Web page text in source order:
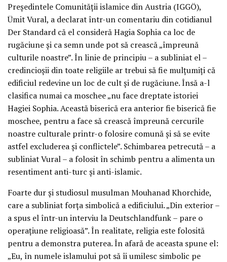
Președintele Comunității islamice din Austria (IGGÖ),
Ümit Vural, a declarat într-un comentariu din cotidianul
Der Standard că el consideră Hagia Sophia ca loc de
rugăciune și ca semn unde pot să crească „împreună
culturile noastre”. În linie de principiu – a subliniat el –
credincioșii din toate religiile ar trebui să fie mulțumiți că
edificiul redevine un loc de cult și de rugăciune. Însă a-l
clasifica numai ca moschee „nu face dreptate istoriei
Hagiei Sophia. Această biserică era anterior fie biserică fie
moschee, pentru a face să crească împreună cercurile
noastre culturale printr-o folosire comună și să se evite
astfel excluderea și conflictele”. Schimbarea petrecută – a
subliniat Vural – a folosit în schimb pentru a alimenta un
resentiment anti-turc și anti-islamic.
Foarte dur și studiosul musulman Mouhanad Khorchide,
care a subliniat forța simbolică a edificiului. „Din exterior –
a spus el într-un interviu la Deutschlandfunk – pare o
operațiune religioasă”. În realitate, religia este folosită
pentru a demonstra puterea. În afară de aceasta spune el:
„Eu, în numele islamului pot să îi umilesc simbolic pe